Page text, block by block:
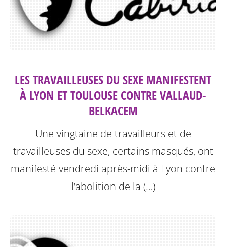
LES TRAVAILLEUSES DU SEXE MANIFESTENT
À LYON ET TOULOUSE CONTRE VALLAUD-
BELKACEM
Une vingtaine de travailleurs et de
travailleuses du sexe, certains masqués, ont
manifesté vendredi après-midi à Lyon contre
l’abolition de la (…)